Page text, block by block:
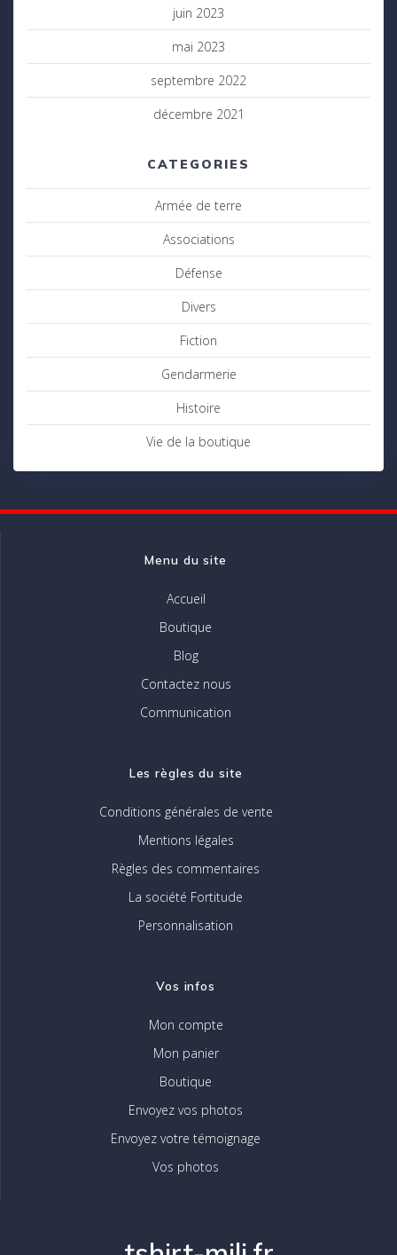
juin 2023
mai 2023
septembre 2022
décembre 2021
CATEGORIES
Armée de terre
Associations
Défense
Divers
Fiction
Gendarmerie
Histoire
Vie de la boutique
Menu du site
Accueil
Boutique
Blog
Contactez nous
Communication
Les règles du site
Conditions générales de vente
Mentions légales
Règles des commentaires
La société Fortitude
Personnalisation
Vos infos
Mon compte
Mon panier
Boutique
Envoyez vos photos
Envoyez votre témoignage
Vos photos